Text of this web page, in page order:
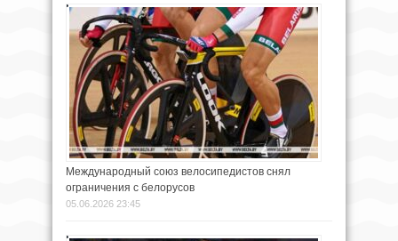
Международный союз велосипедистов снял
ограничения с белорусов
05.06.2026 23:45